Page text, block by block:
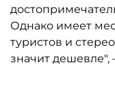
Однако имеет
туристов и
значит дешевле",